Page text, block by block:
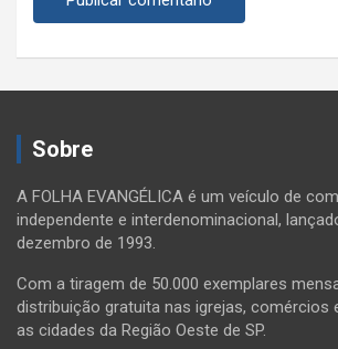
Sobre
A FOLHA EVANGÉLICA é um veículo de
independente e interdenominacional,
dezembro de 1993.
Com a tiragem de 50.000 exemplares
distribuição gratuita nas igrejas, comércios
as cidades da Região Oeste de SP.